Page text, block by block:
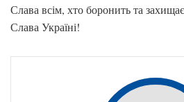
Слава всім, хто боронить та
Слава Україні!